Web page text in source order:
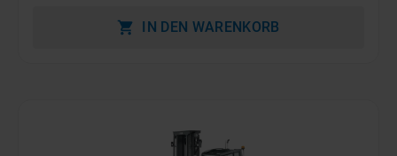
IN DEN WARENKORB